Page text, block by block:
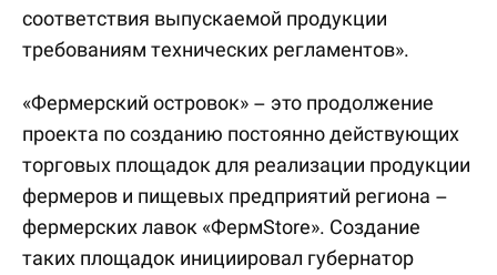
соответствия выпускаемой продукции
требованиям технических регламентов».
«Фермерский островок» – это продолжение
проекта по созданию постоянно действующих
торговых площадок для реализации продукции
фермеров и пищевых предприятий региона –
фермерских лавок «ФермStore». Создание
таких площадок инициировал губернатор